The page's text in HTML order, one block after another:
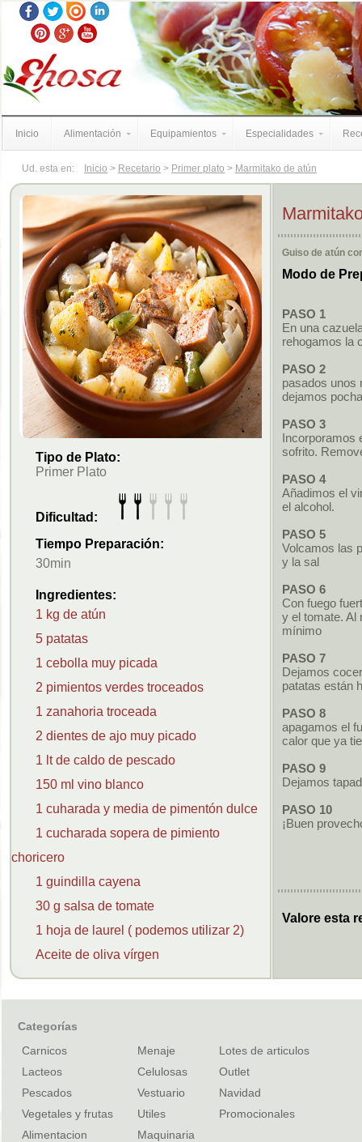
Inicio Alimentación Equipamientos Especialidades
Ud. esta en: Inicio > Recetario > Primer plato > Marmitako de atún
Tipo de Plato:
Primer Plato
Dificultad:
Tiempo Preparación:
30min
Ingredientes:
1 kg de atún
5 patatas
1 cebolla muy picada
2 pimientos verdes troceados
1 zanahoria troceada
2 dientes de ajo muy picado
1 lt de caldo de pescado
150 ml vino blanco
1 cuharada y media de pimentón dulce
1 cucharada sopera de pimiento
choricero
1 guindilla cayena
30 g salsa de tomate
1 hoja de laurel ( podemos utilizar 2)
Aceite de oliva vírgen
Guiso de atún
Modo de
PASO 1
En una
rehogamos la
PASO 2
pasados unos
dejamos
PASO 3
Incorporamos
sofrito.
PASO 4
Añadimos el
el alcohol.
PASO 5
Volcamos las
y la sal
PASO 6
Con fuego
y el tomate. Al
mínimo
PASO 7
Dejamos
patatas están
PASO 8
apagamos el
calor que ya
PASO 9
Dejamos
PASO 10
¡Buen
Valore esta
Categorías
Carnicos
Lacteos
Pescados
Vegetales y frutas
Alimentacion
Menaje
Celulosas
Vestuario
Utiles
Maquinaria
Lotes de articulos
Outlet
Navidad
Promocionales